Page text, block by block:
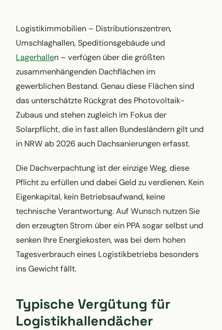
Logistikimmobilien – Distributionszentren,
Umschlaghallen, Speditionsgebäude und
Lagerhallen – verfügen über die größten
zusammenhängenden Dachflächen im
gewerblichen Bestand. Genau diese Flächen sind
das unterschätzte Rückgrat des Photovoltaik-
Zubaus und stehen zugleich im Fokus der
Solarpflicht, die in fast allen Bundesländern gilt und
in NRW ab 2026 auch Dachsanierungen erfasst.
Die Dachverpachtung ist der einzige Weg, diese
Pflicht zu erfüllen und dabei Geld zu verdienen. Kein
Eigenkapital, kein Betriebsaufwand, keine
technische Verantwortung. Auf Wunsch nutzen Sie
den erzeugten Strom über ein PPA sogar selbst und
senken Ihre Energiekosten, was bei dem hohen
Tagesverbrauch eines Logistikbetriebs besonders
ins Gewicht fällt.
Typische Vergütung für
Logistikhallendächer